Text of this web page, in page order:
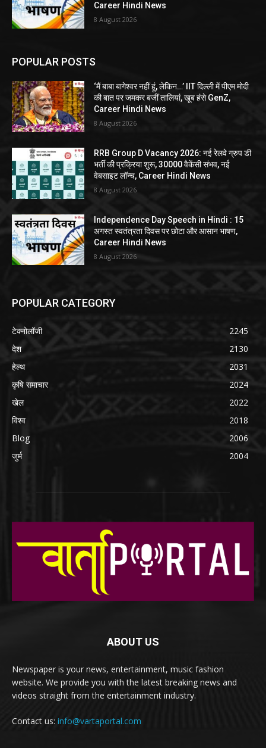
Career Hindi News
8 August 2026
POPULAR POSTS
‘मैं बाबा बागेश्वर नहीं हूं, लेकिन…’ IIT दिल्ली में पीएम मोदी
की बात पर जमकर बजीं तालियां, खूब हंसे GenZ,
Career Hindi News
8 August 2026
RRB Group D Vacancy 2026: नई रेलवे ग्रुप डी
भर्ती की प्रक्रिया शुरू, 30000 वैकेंसी संभव, नई
वेबसाइट लॉन्च, Career Hindi News
8 August 2026
Independence Day Speech in Hindi : 15
अगस्त स्वतंत्रता दिवस पर छोटा और आसान भाषण,
Career Hindi News
8 August 2026
POPULAR CATEGORY
टेक्नोलॉजी
2245
देश
2130
हेल्थ
2031
कृषि समाचार
2024
खेल
2022
विश्व
2018
Blog
2006
जुर्म
2004
ABOUT US
Newspaper is your news, entertainment, music fashion
website. We provide you with the latest breaking news and
videos straight from the entertainment industry.
Contact us: info@vartaportal.com